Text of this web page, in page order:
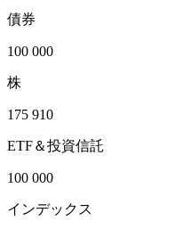
債券
100 000
株
175 910
ETF＆投資信託
100 000
インデックス